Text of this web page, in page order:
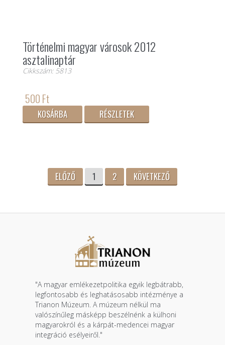
Történelmi magyar városok 2012
asztalinaptár
Cikkszám: 5813
500 Ft
KOSÁRBA RÉSZLETEK
ELŐZŐ 1 2 KÖVETKEZŐ
"A magyar emlékezetpolitika egyik legbátrabb,
legfontosabb és leghatásosabb intézménye a
Trianon Múzeum. A múzeum nélkül ma
valószínűleg másképp beszélnénk a külhoni
magyarokról és a kárpát-medencei magyar
integráció esélyeiről."